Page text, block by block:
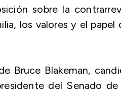
sobre la
los valores y el
Bruce Blakeman,
del Senado